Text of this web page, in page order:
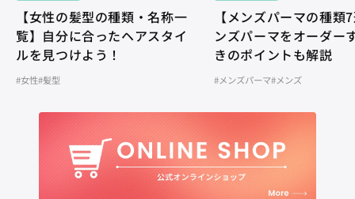
【女性の髪型の種類・名称一
覧】自分に合ったヘアスタイ
ルを見つけよう！
#女性#髪型
【メンズパーマの種類
ンズパーマをオーダー
きのポイントも解説
#メンズパーマ#メンズ